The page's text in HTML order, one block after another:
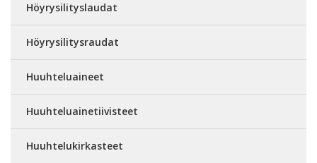
Höyrysilityslaudat
Höyrysilitysraudat
Huuhteluaineet
Huuhteluainetiivisteet
Huuhtelukirkasteet